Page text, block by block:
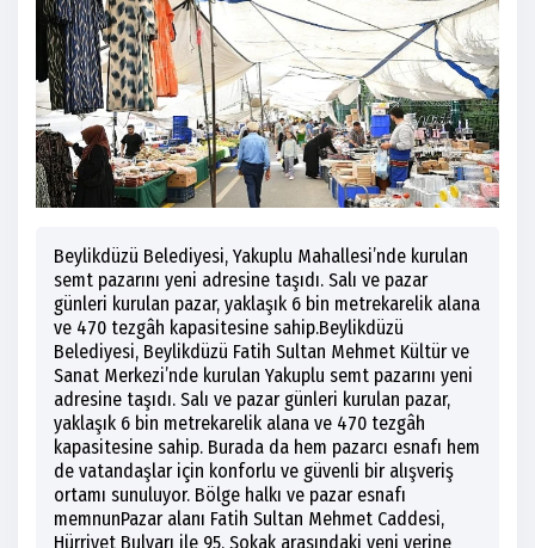
Beylikdüzü Belediyesi, Yakuplu Mahallesi’nde kurulan
semt pazarını yeni adresine taşıdı. Salı ve pazar
günleri kurulan pazar, yaklaşık 6 bin metrekarelik alana
ve 470 tezgâh kapasitesine sahip.Beylikdüzü
Belediyesi, Beylikdüzü Fatih Sultan Mehmet Kültür ve
Sanat Merkezi’nde kurulan Yakuplu semt pazarını yeni
adresine taşıdı. Salı ve pazar günleri kurulan pazar,
yaklaşık 6 bin metrekarelik alana ve 470 tezgâh
kapasitesine sahip. Burada da hem pazarcı esnafı hem
de vatandaşlar için konforlu ve güvenli bir alışveriş
ortamı sunuluyor. Bölge halkı ve pazar esnafı
memnunPazar alanı Fatih Sultan Mehmet Caddesi,
Hürriyet Bulvarı ile 95. Sokak arasındaki yeni yerine